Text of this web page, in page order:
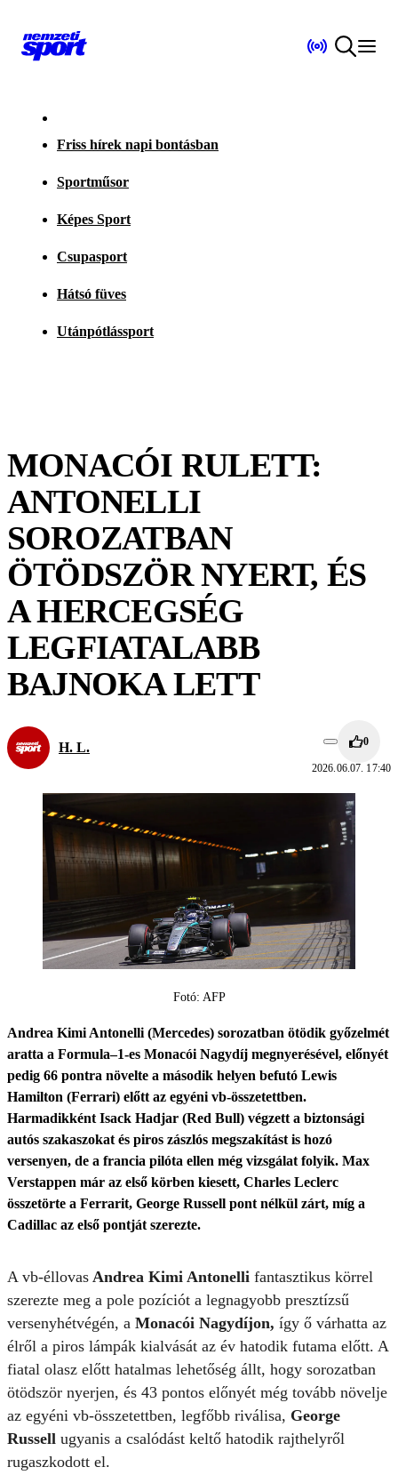
Friss hírek napi bontásban
Sportműsor
Képes Sport
Csupasport
Hátsó füves
Utánpótlássport
MONACÓI RULETT:
ANTONELLI
SOROZATBAN
ÖTÖDSZÖR NYERT, ÉS
A HERCEGSÉG
LEGFIATALABB
BAJNOKA LETT
H. L. 0
2026.06.07. 17:40
Fotó: AFP
Andrea Kimi Antonelli (Mercedes) sorozatban ötödik győzelmét
aratta a Formula–1-es Monacói Nagydíj megnyerésével, előnyét
pedig 66 pontra növelte a második helyen befutó Lewis
Hamilton (Ferrari) előtt az egyéni vb-összetettben.
Harmadikként Isack Hadjar (Red Bull) végzett a biztonsági
autós szakaszokat és piros zászlós megszakítást is hozó
versenyen, de a francia pilóta ellen még vizsgálat folyik. Max
Verstappen már az első körben kiesett, Charles Leclerc
összetörte a Ferrarit, George Russell pont nélkül zárt, míg a
Cadillac az első pontját szerezte.
A vb-éllovas Andrea Kimi Antonelli fantasztikus körrel
szerezte meg a pole pozíciót a legnagyobb presztízsű
versenyhétvégén, a Monacói Nagydíjon, így ő várhatta az
élről a piros lámpák kialvását az év hatodik futama előtt. A
fiatal olasz előtt hatalmas lehetőség állt, hogy sorozatban
ötödször nyerjen, és 43 pontos előnyét még tovább növelje
az egyéni vb-összetettben, legfőbb riválisa, George
Russell ugyanis a csalódást keltő hatodik rajthelyről
rugaszkodott el.